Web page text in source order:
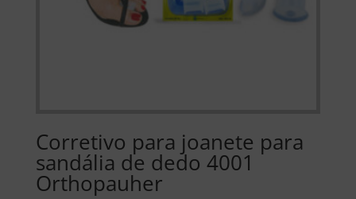
Corretivo para joanete para
sandália de dedo 4001
Orthopauher